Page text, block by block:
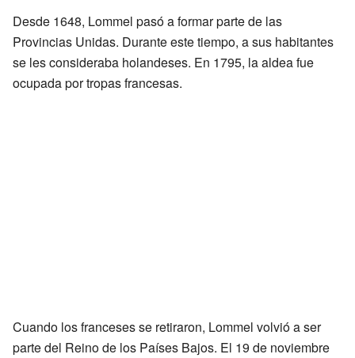
Desde 1648, Lommel pasó a formar parte de las
Provincias Unidas. Durante este tiempo, a sus habitantes
se les consideraba holandeses. En 1795, la aldea fue
ocupada por tropas francesas.
Cuando los franceses se retiraron, Lommel volvió a ser
parte del Reino de los Países Bajos. El 19 de noviembre